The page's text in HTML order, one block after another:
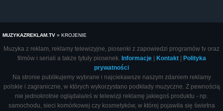
MUZYKAZREKLAM.TV » KROJENIE
Muzyka z reklam, reklamy telewizyjne, piosenki z zapowiedzi programów tv oraz
filmów i seriali a także tytuły piosenek. Informacje| Kontakt|
Polityka
prywatności
Na stronie publikujemy wybrane i najciekawsze naszym zdaniem reklamy
polskie i zagraniczne, w których wykorzystano podkłady muzyczne. Z pewnością
nie jednokrotnie oglądała/eś w telewizji reklamę jakiegoś produktu - np.
samochodu, sieci komórkowej czy kosmetyków, w której pojawiła się świetna